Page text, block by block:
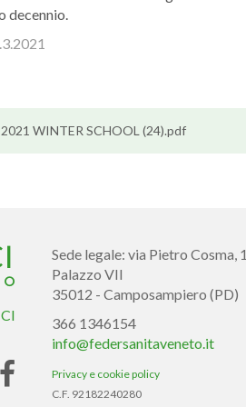
decennio.
WINTER SCHOOL (24).pdf
Sede legale: via Pietro Cosma, 1
Palazzo VII
35012 - Camposampiero (PD)
366 1346154
info@federsanitaveneto.it
Privacy e cookie policy
C.F. 92182240280